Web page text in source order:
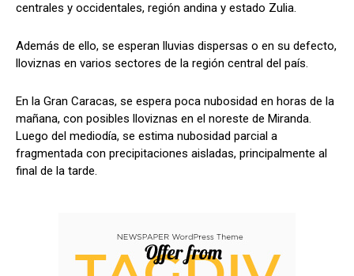
centrales y occidentales, región andina y estado Zulia.
Además de ello, se esperan lluvias dispersas o en su defecto,
lloviznas en varios sectores de la región central del país.
En la Gran Caracas, se espera poca nubosidad en horas de la
mañana, con posibles lloviznas en el noreste de Miranda.
Luego del mediodía, se estima nubosidad parcial a
fragmentada con precipitaciones aisladas, principalmente al
final de la tarde.